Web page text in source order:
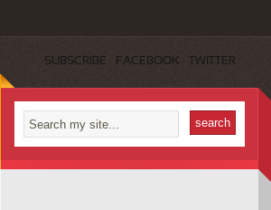
SUBSCRIBE FACEBOOK TWITTER